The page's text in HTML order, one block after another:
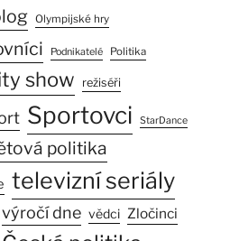
Olympijské hry
Podnikatelé Politika
show režiséři
Sportovci StarDance
politika
televizní seriály
výročí dne vědci Zločinci